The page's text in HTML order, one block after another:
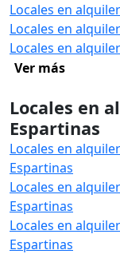
Locales en
Locales en
Locales en
Ver más
Locales en
Espartinas
Locales en
Espartinas
Locales en
Espartinas
Locales en
Espartinas